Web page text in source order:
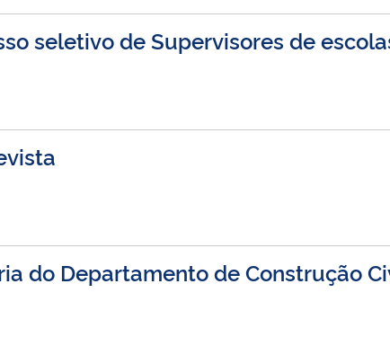
seletivo de Supervisores de
do Departamento de Construção